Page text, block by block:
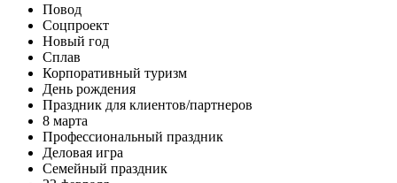
Повод
Соцпроект
Новый год
Сплав
Корпоративный туризм
День рождения
Праздник для клиентов/партнеров
8 марта
Профессиональный праздник
Деловая игра
Семейный праздник